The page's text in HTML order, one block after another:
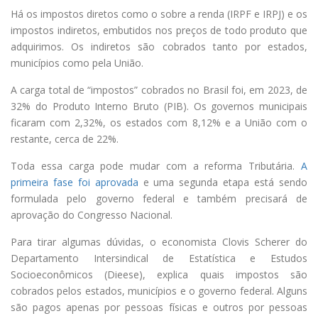
Há os impostos diretos como o sobre a renda (IRPF e IRPJ) e os
impostos indiretos, embutidos nos preços de todo produto que
adquirimos. Os indiretos são cobrados tanto por estados,
municípios como pela União.
A carga total de “impostos” cobrados no Brasil foi, em 2023, de
32% do Produto Interno Bruto (PIB). Os governos municipais
ficaram com 2,32%, os estados com 8,12% e a União com o
restante, cerca de 22%.
Toda essa carga pode mudar com a reforma Tributária. A
primeira fase foi aprovada e uma segunda etapa está sendo
formulada pelo governo federal e também precisará de
aprovação do Congresso Nacional.
Para tirar algumas dúvidas, o economista Clovis Scherer do
Departamento Intersindical de Estatística e Estudos
Socioeconômicos (Dieese), explica quais impostos são
cobrados pelos estados, municípios e o governo federal. Alguns
são pagos apenas por pessoas físicas e outros por pessoas